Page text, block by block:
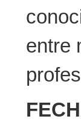
entre